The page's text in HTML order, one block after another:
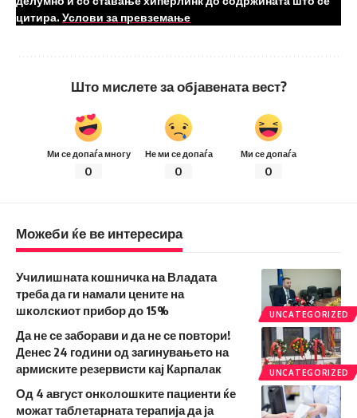
цитира. Услови за превземање
Што мислете за објавената вест?
Ми се допаѓа многу
0
Не ми се допаѓа
0
Ми се допаѓа
0
Можеби ќе ве интересира
UNCATEGORIZED
Училишната кошничка на Владата
треба да ги намали цените на
школскиот прибор до 15%
UNCATEGORIZED
Да не се заборави и да не се повтори!
Денес 24 години од загинувањето на
армиските резервисти кај Карпалак
Од 4 август онколошките пациенти ќе
можат таблетарната терапија да ја